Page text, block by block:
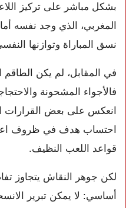
بشكل مباشر على تركيز
المغربي، الذي وجد نفسه
نسق المباراة وتوازنها
في المقابل، لم يكن
فالأجواء المشحونة
انعكس على بعض القرارات
احتساب هدف في ظروف
قواعد اللعب النظيف.
لكن جوهر النقاش يتجاوز
أساسي: لا يمكن تبرير